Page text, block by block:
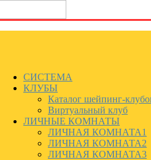
СИСТЕМА
КЛУБЫ
Каталог шейпинг-
Виртуальный клуб
ЛИЧНЫЕ КОМНАТЫ
ЛИЧНАЯ КОМНАТА1
ЛИЧНАЯ КОМНАТА2
ЛИЧНАЯ КОМНАТА3